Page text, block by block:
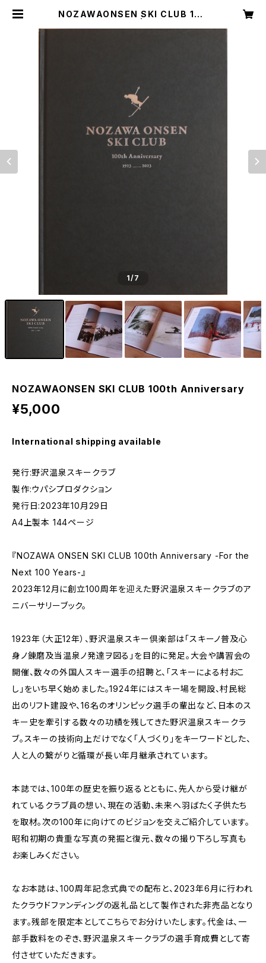
NOZAWAONSEN SKI CLUB 100
1/7
NOZAWAONSEN SKI CLUB 100th Anniversary
¥5,000
International shipping available
発行:野沢温泉スキークラブ
製作:ウパシプロダクション
発行日:2023年10月29日
A4上製本 144ページ
『NOZAWA ONSEN SKI CLUB 100th Anniversary -For the
Next 100 Years-』
2023年12月に創立100周年を迎えた野沢温泉スキークラブのア
ニバーサリーブック。
1923年（大正12年）、野沢温泉スキー倶楽部は「スキーノ普及心
身ノ錬磨及当温泉ノ発達ヲ図る」を目的に発足。大会や講習会の
開催、数々の外国人スキー選手の招聘と、「スキーによる村おこ
し」をいち早く始めました。1924年にはスキー場を開設、村民総
出のリフト建設や、16名のオリンピック選手の輩出など、日本のス
キー史を牽引する数々の功績を残してきた野沢温泉スキークラ
ブ。スキーの技術向上だけでなく「人づくり」をキーワードとした、
人と人の繋がりと循環が長い年月継承されています。
本誌では、100年の歴史を振り返るとともに、先人から受け継が
れているクラブ員の想い、現在の活動、未来へ羽ばたく子供たち
を取材。次の100年に向けてのビジョンを交えご紹介しています。
昭和初期の貴重な写真の発掘と復元、数々の撮り下ろし写真も
お楽しみください。
なお本誌は、100周年記念式典での配布と、2023年6月に行われ
たクラウドファンディングの返礼品として製作された非売品となり
ます。残部を限定本としてこちらでお分けいたします。代金は、一
部手数料をのぞき、野沢温泉スキークラブの選手育成費として寄
付させていただきます。